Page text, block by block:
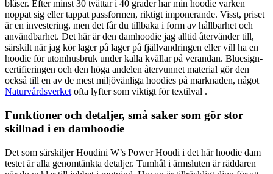
blåser. Efter minst 30 tvättar i 40 grader har min hoodie varken
noppat sig eller tappat passformen, riktigt imponerande. Visst, priset
är en investering, men det får du tillbaka i form av hållbarhet och
användbarhet. Det här är den damhoodie jag alltid återvänder till,
särskilt när jag kör lager på lager på fjällvandringen eller vill ha en
hoodie för utomhusbruk under kalla kvällar på verandan. Bluesign-
certifieringen och den höga andelen återvunnet material gör den
också till en av de mest miljövänliga hoodies på marknaden, något
Naturvårdsverket ofta lyfter som viktigt för textilval .
Funktioner och detaljer, små saker som gör stor
skillnad i en damhoodie
Det som särskiljer Houdini W’s Power Houdi i det här hoodie dam
testet är alla genomtänkta detaljer. Tumhål i ärmsluten är räddaren